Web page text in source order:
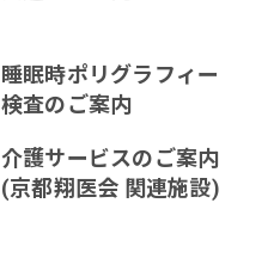
睡眠時ポリグラフィー
検査のご案内
介護サービスのご案内
(京都翔医会 関連施設)